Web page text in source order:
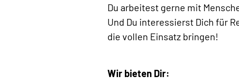
Du arbeitest gerne mit
Und Du interessierst Dich für
die vollen Einsatz bringen!
Wir bieten Dir: